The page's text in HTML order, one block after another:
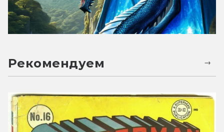
Рекомендуем